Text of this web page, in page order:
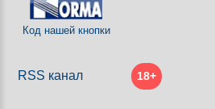
Код нашей кнопки
RSS канал 18+